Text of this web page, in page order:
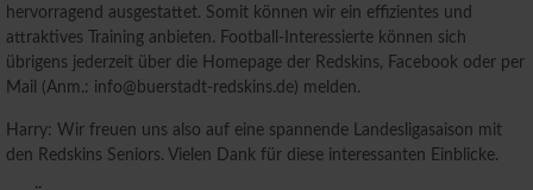
hervorragend ausgestattet. Somit können wir ein effizientes und
attraktives Training anbieten. Football-Interessierte können sich
übrigens jederzeit über die Homepage der Redskins, Facebook oder per
Mail (Anm.: info@buerstadt-redskins.de) melden.
Harry: Wir freuen uns also auf eine spannende Landesligasaison mit
den Redskins Seniors. Vielen Dank für diese interessanten Einblicke.